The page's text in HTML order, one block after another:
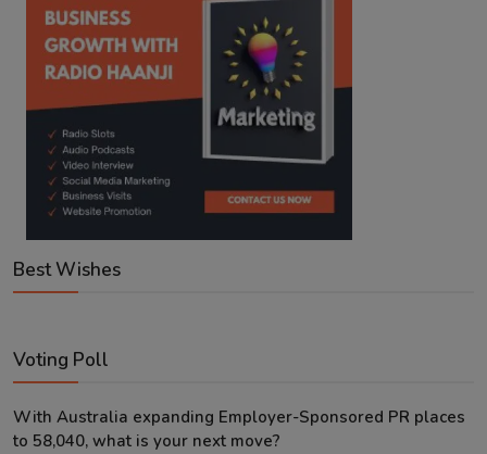
Best Wishes
Voting Poll
With Australia expanding Employer-Sponsored PR places
to 58,040, what is your next move?